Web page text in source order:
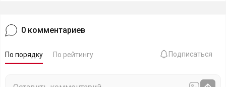
0 комментариев
По порядку По рейтингу Подписаться